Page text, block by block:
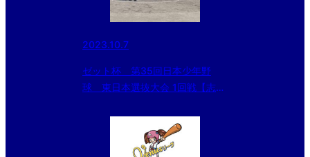
2023.10.7
ゼット杯 第35回日本少年野
球 東日本選抜大会 1回戦【志村